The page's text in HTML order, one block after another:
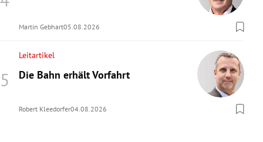
Martin Gebhart05.08.2026
Leitartikel
Die Bahn erhält Vorfahrt
Robert Kleedorfer04.08.2026